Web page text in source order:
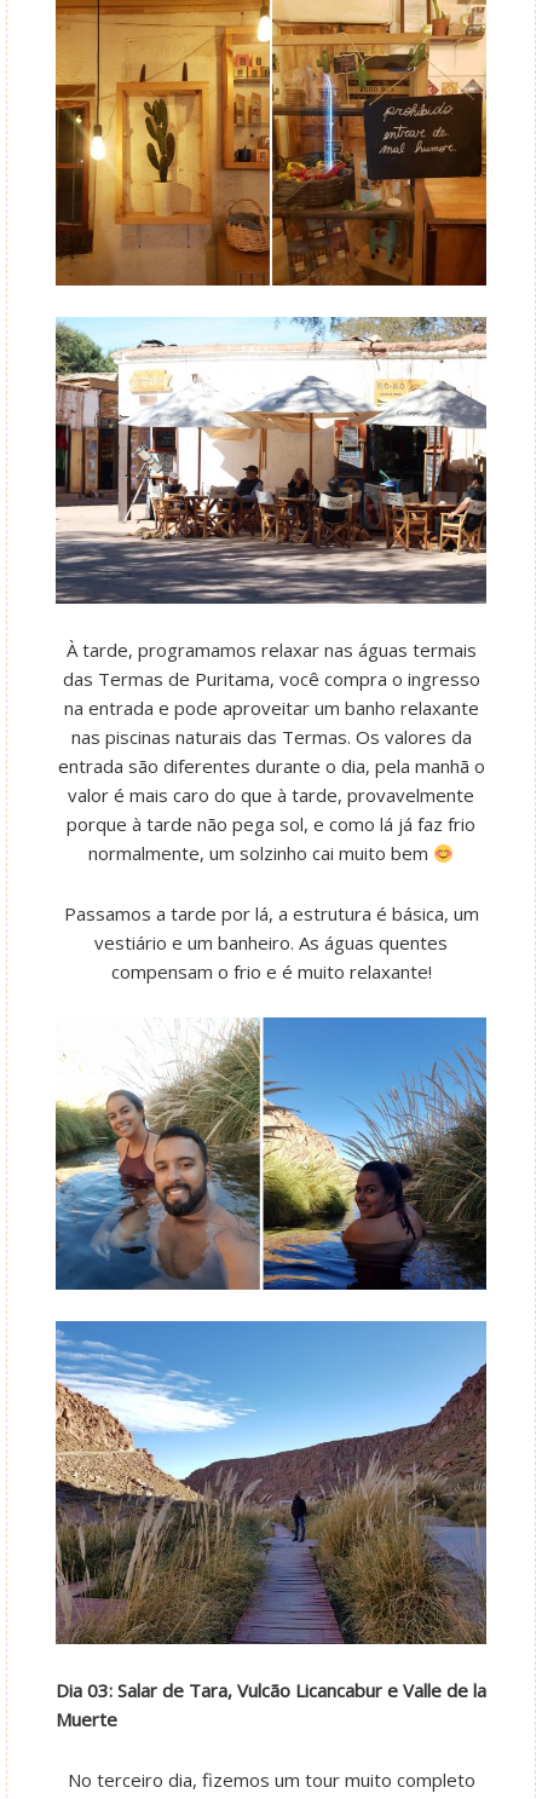
À tarde, programamos relaxar nas águas termais
das Termas de Puritama, você compra o ingresso
na entrada e pode aproveitar um banho relaxante
nas piscinas naturais das Termas. Os valores da
entrada são diferentes durante o dia, pela manhã o
valor é mais caro do que à tarde, provavelmente
porque à tarde não pega sol, e como lá já faz frio
normalmente, um solzinho cai muito bem
Passamos a tarde por lá, a estrutura é básica, um
vestiário e um banheiro. As águas quentes
compensam o frio e é muito relaxante!
Dia 03: Salar de Tara, Vulcão Licancabur e Valle de la
Muerte
No terceiro dia, fizemos um tour muito completo